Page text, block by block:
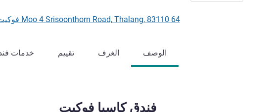
64 Moo 4 Srisoonthorn Road, Thalang, 83110 فوكيت, تايلاند
الوصف الغرف تقييم خدمات
فندق كاسيا فوكيت